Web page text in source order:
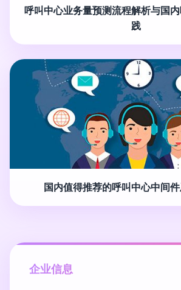
呼叫中心业务量预测流程解析与国
践
国内值得推荐的呼叫中心中间
企业信息